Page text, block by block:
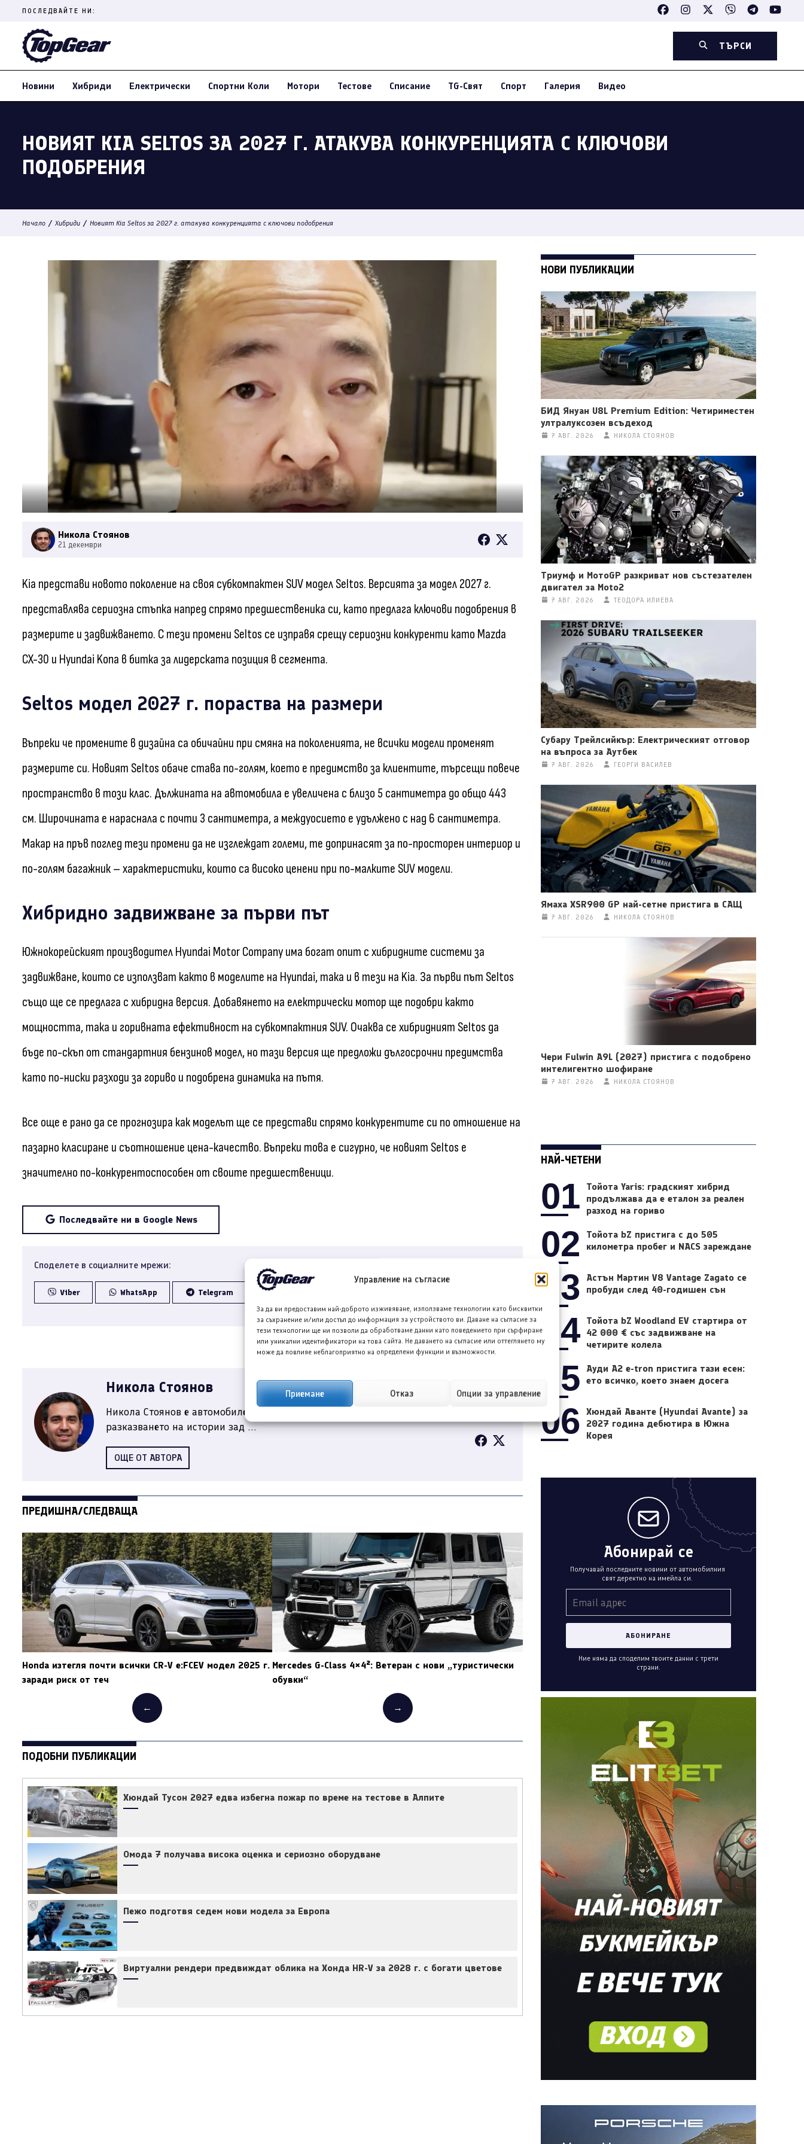
Управление на съгласие
За да ви предоставим най-доброто изживяване, използваме технологии като бисквитки
за съхранение и/или достъп до информация за устройството ви. Даване на съгласие за
тези технологии ще ни позволи да обработваме данни като поведението при сърфиране
или уникални идентификатори на това сайта. Не даването на съгласие или оттеглянето му
може да повлияе неблагоприятно на определени функции и възможности.
Приемане Отказ Опции за управление
content
(Press
ПОСЛЕДВАЙТЕ НИ:
ТЪРСИ
Новини Хибриди Електрически Спортни Коли Мотори Тестове Списание TG-Свят Спорт Галерия Видео
НОВИЯТ KIA SELTOS ЗА 2027 Г. АТАКУВА КОНКУРЕНЦИЯТА С КЛЮЧОВИ
ПОДОБРЕНИЯ
Начало / Хибриди / Новият Kia Seltos за 2027 г. атакува конкуренцията с ключови подобрения
Никола Стоянов
21 декември
Kia представи новото поколение на своя субкомпактен SUV модел Seltos. Версията за модел 2027 г.
представлява сериозна стъпка напред спрямо предшественика си, като предлага ключови подобрения в
размерите и задвижването. С тези промени Seltos се изправя срещу сериозни конкуренти като Mazda
CX-30 и Hyundai Kona в битка за лидерската позиция в сегмента.
Seltos модел 2027 г. пораства на размери
Въпреки че промените в дизайна са обичайни при смяна на поколенията, не всички модели променят
размерите си. Новият Seltos обаче става по-голям, което е предимство за клиентите, търсещи повече
пространство в този клас. Дължината на автомобила е увеличена с близо 5 сантиметра до общо 443
см. Широчината е нараснала с почти 3 сантиметра, а междуосието е удължено с над 6 сантиметра.
Макар на пръв поглед тези промени да не изглеждат големи, те допринасят за по-просторен интериор и
по-голям багажник – характеристики, които са високо ценени при по-малките SUV модели.
Хибридно задвижване за първи път
Южнокорейският производител Hyundai Motor Company има богат опит с хибридните системи за
задвижване, които се използват както в моделите на Hyundai, така и в тези на Kia. За първи път Seltos
също ще се предлага с хибридна версия. Добавянето на електрически мотор ще подобри както
мощността, така и горивната ефективност на субкомпактния SUV. Очаква се хибридният Seltos да
бъде по-скъп от стандартния бензинов модел, но тази версия ще предложи дългосрочни предимства
като по-ниски разходи за гориво и подобрена динамика на пътя.
Все още е рано да се прогнозира как моделът ще се представи спрямо конкурентите си по отношение на
пазарно класиране и съотношение цена-качество. Въпреки това е сигурно, че новият Seltos е
значително по-конкурентоспособен от своите предшественици.
Последвайте ни в Google News
Споделете в социалните мрежи:
Viber WhatsApp Telegram
Никола Стоянов
Никола Стоянов е автомобилен журналист в TopGear.bg, специализиран в
разказването на истории зад ...
ОЩЕ ОТ АВТОРА
ПРЕДИШНА/СЛЕДВАЩА
Honda изтегля почти всички CR-V e:FCEV модел 2025 г.
заради риск от теч
←
Mercedes G-Class 4×4²: Ветеран с нови „туристически
обувки“
→
ПОДОБНИ ПУБЛИКАЦИИ
Хюндай Тусон 2027 едва избегна пожар по време на тестове в Алпите
Омода 7 получава висока оценка и сериозно оборудване
Пежо подготвя седем нови модела за Европа
Виртуални рендери предвиждат облика на Хонда HR-V за 2028 г. с богати цветове
НОВИ ПУБЛИКАЦИИ
БИД Януан U8L Premium Edition: Четириместен
ултралуксозен всъдеход
7 АВГ. 2026 НИКОЛА СТОЯНОВ
Триумф и МотоGP разкриват нов състезателен
двигател за Moto2
7 АВГ. 2026 ТЕОДОРА ИЛИЕВА
Субару Трейлсийкър: Електрическият отговор
на въпроса за Аутбек
7 АВГ. 2026 ГЕОРГИ ВАСИЛЕВ
Ямаха XSR900 GP най-сетне пристига в САЩ
7 АВГ. 2026 НИКОЛА СТОЯНОВ
Чери Fulwin A9L (2027) пристига с подобрено
интелигентно шофиране
7 АВГ. 2026 НИКОЛА СТОЯНОВ
НАЙ-ЧЕТЕНИ
01
Тойота Yaris: градският хибрид
продължава да е еталон за реален
разход на гориво
02
Тойота bZ пристига с до 505
километра пробег и NACS зареждане
03
Астън Мартин V8 Vantage Zagato се
пробуди след 40-годишен сън
04 Тойота bZ Woodland EV стартира от
42 000 € със задвижване на
четирите колела
05
Ауди A2 e-tron пристига тази есен:
ето всичко, което знаем досега
06 Хюндай Аванте (Hyundai Avante) за
2027 година дебютира в Южна
Корея
Абонирай се
Получавай последните новини от автомобилния
свят деректно на имейла си.
Ние няма да споделим твоите данни с трети
страни.